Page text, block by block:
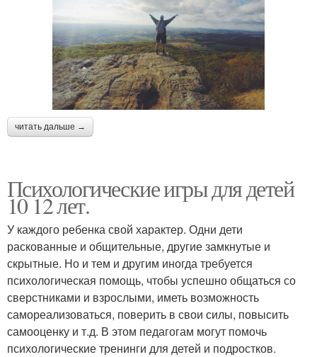
читать дальше →
Психологические игры для детей
10 12 лет.
У каждого ребенка свой характер. Одни дети
раскованные и общительные, другие замкнутые и
скрытные. Но и тем и другим иногда требуется
психологическая помощь, чтобы успешно общаться со
сверстниками и взрослыми, иметь возможность
самореализоваться, поверить в свои силы, повысить
самооценку и т.д. В этом педагогам могут помочь
психологические тренинги для детей и подростков.